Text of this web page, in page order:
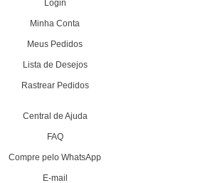
Login
Minha Conta
Meus Pedidos
Lista de Desejos
Rastrear Pedidos
Central de Ajuda
FAQ
Compre pelo WhatsApp
E-mail